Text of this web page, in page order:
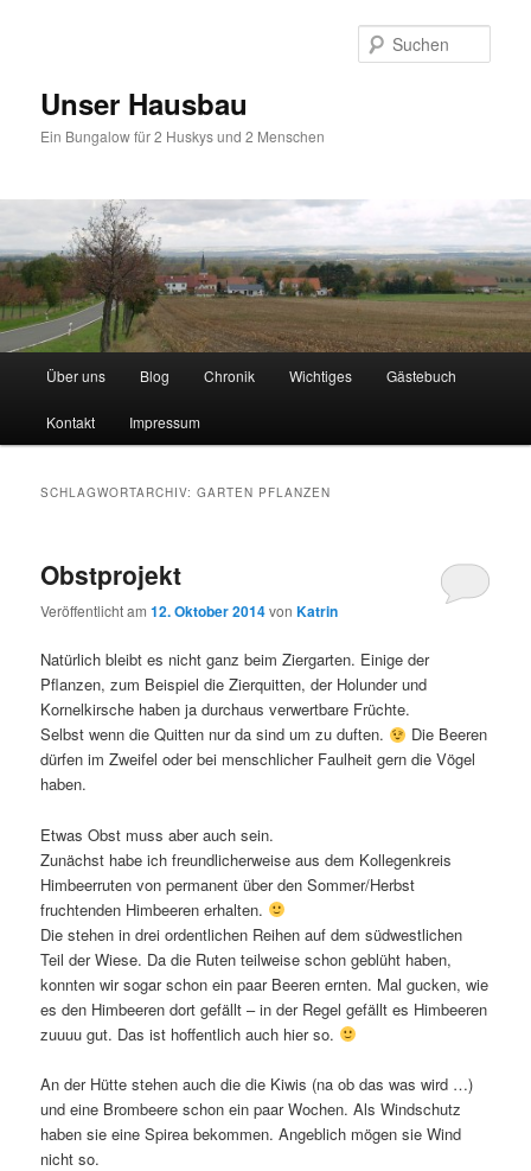
Unser Hausbau
Ein Bungalow für 2 Huskys und 2 Menschen
HauptmenüÜber uns Blog Chronik Wichtiges Gästebuch
Kontakt Impressum
SCHLAGWORTARCHIV:GARTEN PFLANZEN
Obstprojekt
Veröffentlicht am12. Oktober 2014vonKatrin
Natürlich bleibt es nicht ganz beim Ziergarten. Einige der
Pflanzen, zum Beispiel die Zierquitten, der Holunder und
Kornelkirsche haben ja durchaus verwertbare Früchte.
Selbst wenn die Quitten nur da sind um zu duften.
Die Beeren
dürfen im Zweifel oder bei menschlicher Faulheit gern die Vögel
haben.
Etwas Obst muss aber auch sein.
Zunächst habe ich freundlicherweise aus dem Kollegenkreis
Himbeerruten von permanent über den Sommer/Herbst
fruchtenden Himbeeren erhalten.
Die stehen in drei ordentlichen Reihen auf dem südwestlichen
Teil der Wiese. Da die Ruten teilweise schon geblüht haben,
konnten wir sogar schon ein paar Beeren ernten. Mal gucken, wie
es den Himbeeren dort gefällt – in der Regel gefällt es Himbeeren
zuuuu gut. Das ist hoffentlich auch hier so.
An der Hütte stehen auch die die Kiwis (na ob das was wird …)
und eine Brombeere schon ein paar Wochen. Als Windschutz
haben sie eine Spirea bekommen. Angeblich mögen sie Wind
nicht so.